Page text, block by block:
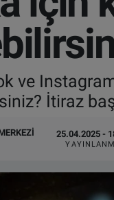
ve
İtiraz
25.04.2025 -